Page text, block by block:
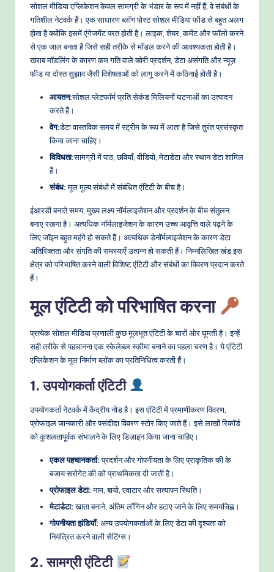
w
&
M
c
h
M
e
o
d
सोशल मीडिया एप्लिकेशन केवल सामग्री के भंडार के रूप में नहीं हैं; वे संबंधों के
गतिशील नेटवर्क हैं। एक साधारण ब्लॉग पोस्ट सोशल मीडिया फीड से बहुत अलग
होता है क्योंकि इसमें एंगेजमेंट परत होती है। लाइक, शेयर, कमेंट और फॉलो करने
से एक जाल बनता है जिसे सही तरीके से मॉडल करने की आवश्यकता होती है।
खराब मॉडलिंग के कारण कम गति वाले क्वेरी प्रदर्शन, डेटा असंगति और न्यूज़
फीड या दोस्त सुझाव जैसी विशेषताओं को लागू करने में कठिनाई होती है।
आयतन:सोशल प्लेटफॉर्म प्रति सेकंड मिलियनों घटनाओं का उत्पादन
करते हैं।
वेग:डेटा वास्तविक समय में स्ट्रीम के रूप में आता है जिसे तुरंत प्रसंस्कृत
किया जाना चाहिए।
विविधता:सामग्री में पाठ, छवियाँ, वीडियो, मेटाडेटा और स्थान डेटा शामिल
हैं।
संबंध:मूल मूल्य संबंधों में संबंधित एंटिटी के बीच है।
ईआरडी बनाते समय, मुख्य लक्ष्य नॉर्मलाइजेशन और प्रदर्शन के बीच संतुलन
बनाए रखना है। अत्यधिक नॉर्मलाइजेशन के कारण उच्च आवृत्ति वाले पढ़ने के
लिए जॉइन बहुत महंगे हो सकते हैं। अत्यधिक डेनॉर्मलाइजेशन के कारण डेटा
अतिरिक्तता और संगति की समस्याएँ उत्पन्न हो सकती हैं। निम्नलिखित खंड इस
क्षेत्र को परिभाषित करने वाली विशिष्ट एंटिटी और संबंधों का विवरण प्रदान करते
हैं।
मूल एंटिटी को परिभाषित करना
प्रत्येक सोशल मीडिया प्रणाली कुछ मूलभूत एंटिटी के चारों ओर घूमती है। इन्हें
सही तरीके से पहचानना एक स्केलेबल स्कीमा बनाने का पहला चरण है। ये एंटिटी
एप्लिकेशन के मूल निर्माण ब्लॉक का प्रतिनिधित्व करती हैं।
1. उपयोगकर्ता एंटिटी
उपयोगकर्ता नेटवर्क में केंद्रीय नोड है। इस एंटिटी में प्रमाणीकरण विवरण,
प्रोफाइल जानकारी और पसंदीदा विवरण स्टोर किए जाते हैं। इसे लाखों रिकॉर्ड
को कुशलतापूर्वक संभालने के लिए डिज़ाइन किया जाना चाहिए।
एकल पहचानकर्ता:प्रदर्शन और गोपनीयता के लिए प्राकृतिक की के
बजाय सरोगेट की को प्राथमिकता दी जाती है।
प्रोफाइल डेटा:नाम, बायो, एवाटार और सत्यापन स्थिति।
मेटाडेटा:खाता बनाने, अंतिम लॉगिन और हटाए जाने के लिए समयचिह्न।
गोपनीयता झंडियाँ: अन्य उपयोगकर्ताओं के लिए डेटा की दृश्यता को
नियंत्रित करने वाली सेटिंग्स।
2. सामग्री एंटिटी